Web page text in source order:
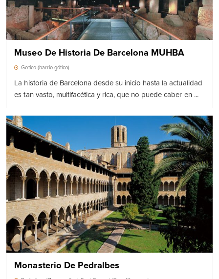
Museo De Historia De Barcelona MUHBA
Gotico (barrio gótico)
La historia de Barcelona desde su inicio hasta la actualidad
es tan vasto, multifacética y rica, que no puede caber en ...
Monasterio De Pedralbes